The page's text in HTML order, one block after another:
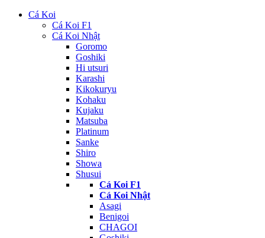
Cá Koi
Cá Koi F1
Cá Koi Nhật
Goromo
Goshiki
Hi utsuri
Karashi
Kikokuryu
Kohaku
Kujaku
Matsuba
Platinum
Sanke
Shiro
Showa
Shusui
Cá Koi F1
Cá Koi Nhật
Asagi
Benigoi
CHAGOI